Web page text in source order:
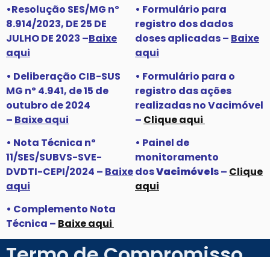
•Resolução SES/MG nº
8.914/2023, DE 25 DE
JULHO DE 2023 –Baixe
aqui
• Deliberação CIB-SUS
MG nº 4.941, de 15 de
outubro de 2024
– Baixe aqui
• Nota Técnica nº
11/SES/SUBVS-SVE-
DVDTI-CEPI/2024 – Baixe
aqui
• Complemento Nota
Técnica – Baixe aqui
• Formulário para
registro dos dados
doses aplicadas – Baixe
aqui
• Formulário para o
registro das ações
realizadas no Vacimóvel
– Clique aqui
• Painel de
monitoramento
dosVacimóvels – Clique
aqui